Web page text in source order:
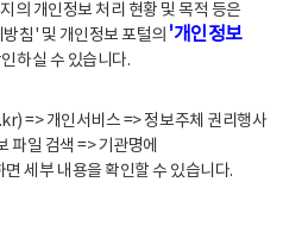
의 개인정보 처리 현황 및 목적 등은
침' 및 개인정보 포털의 '개인정보
하실 수 있습니다.
=> 개인서비스 => 정보주체 권리행사
파일 검색 => 기관명에
세부 내용을 확인할 수 있습니다.